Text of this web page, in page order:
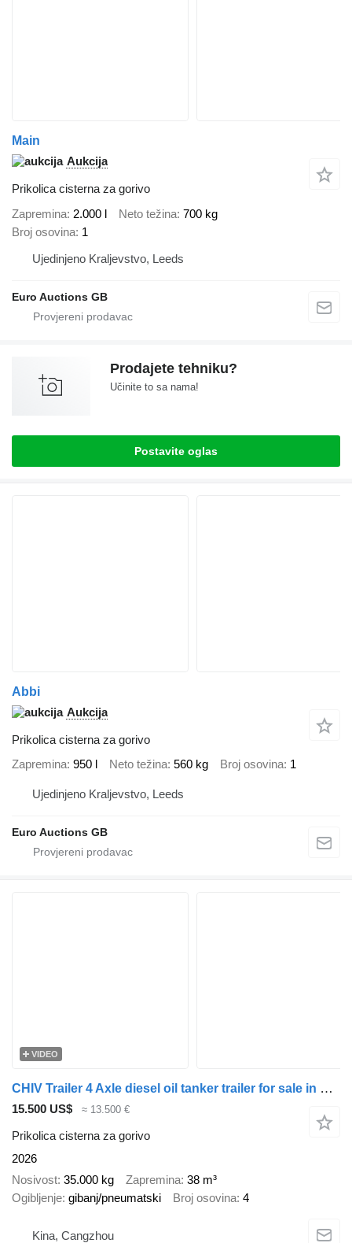
Main
Aukcija
Prikolica cisterna za gorivo
Zapremina 2.000 l Neto težina 700 kg
Broj osovina 1
Ujedinjeno Kraljevstvo, Leeds
Euro Auctions GB
Prodajete tehniku?
Učinite to sa nama!
Postavite oglas
Abbi
Aukcija
Prikolica cisterna za gorivo
Zapremina 950 l Neto težina 560 kg Broj osovina 1
Ujedinjeno Kraljevstvo, Leeds
Euro Auctions GB
VIDEO
CHIV Trailer 4 Axle diesel oil tanker trailer for sale in Kazakhstan
15.500 US$ ≈ 13.500 €
Prikolica cisterna za gorivo
2026
Nosivost 35.000 kg Zapremina 38 m³
Ogibljenje gibanj/pneumatski Broj osovina 4
Kina, Cangzhou